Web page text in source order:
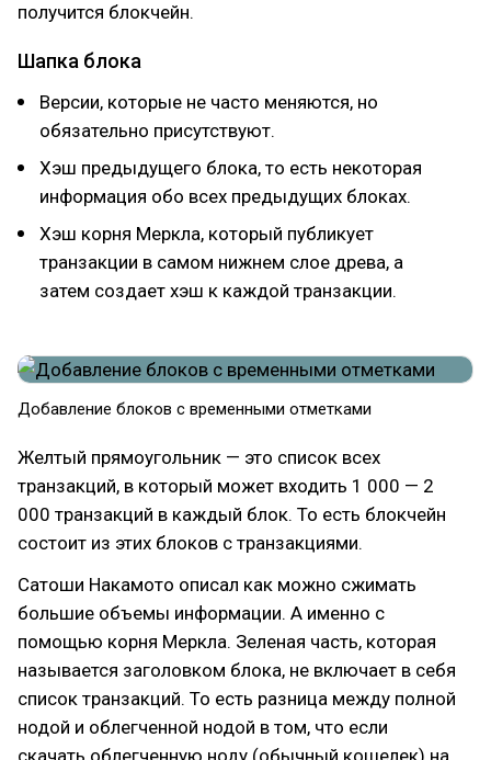
получится блокчейн.
Шапка блока
Версии, которые не часто меняются, но
обязательно присутствуют.
Хэш предыдущего блока, то есть некоторая
информация обо всех предыдущих блоках.
Хэш корня Меркла, который публикует
транзакции в самом нижнем слое древа, а
затем создает хэш к каждой транзакции.
Добавление блоков с временными отметками
Желтый прямоугольник — это список всех
транзакций, в который может входить 1 000 — 2
000 транзакций в каждый блок. То есть блокчейн
состоит из этих блоков с транзакциями.
Сатоши Накамото описал как можно сжимать
большие объемы информации. А именно с
помощью корня Меркла. Зеленая часть, которая
называется заголовком блока, не включает в себя
список транзакций. То есть разница между полной
нодой и облегченной нодой в том, что если
скачать облегченную ноду (обычный кошелек) на